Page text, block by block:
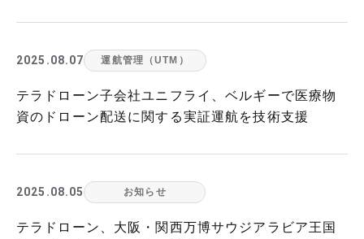
2025.08.07 運航管理（UTM）
テラドローン子会社ユニフライ、ベルギーで医療物
資のドローン配送に関する実証運航を技術支援
2025.08.05 お知らせ
テラドローン、大阪・関西万博サウジアラビア王国